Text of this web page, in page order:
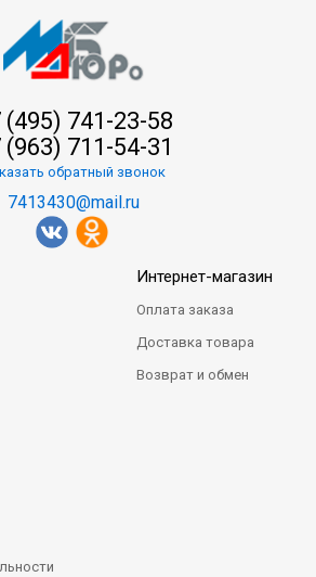
(495) 741-23-58
(963) 711-54-31
обратный звонок
7413430@mail.ru
Интернет-магазин
Оплата заказа
Доставка товара
Возврат и обмен